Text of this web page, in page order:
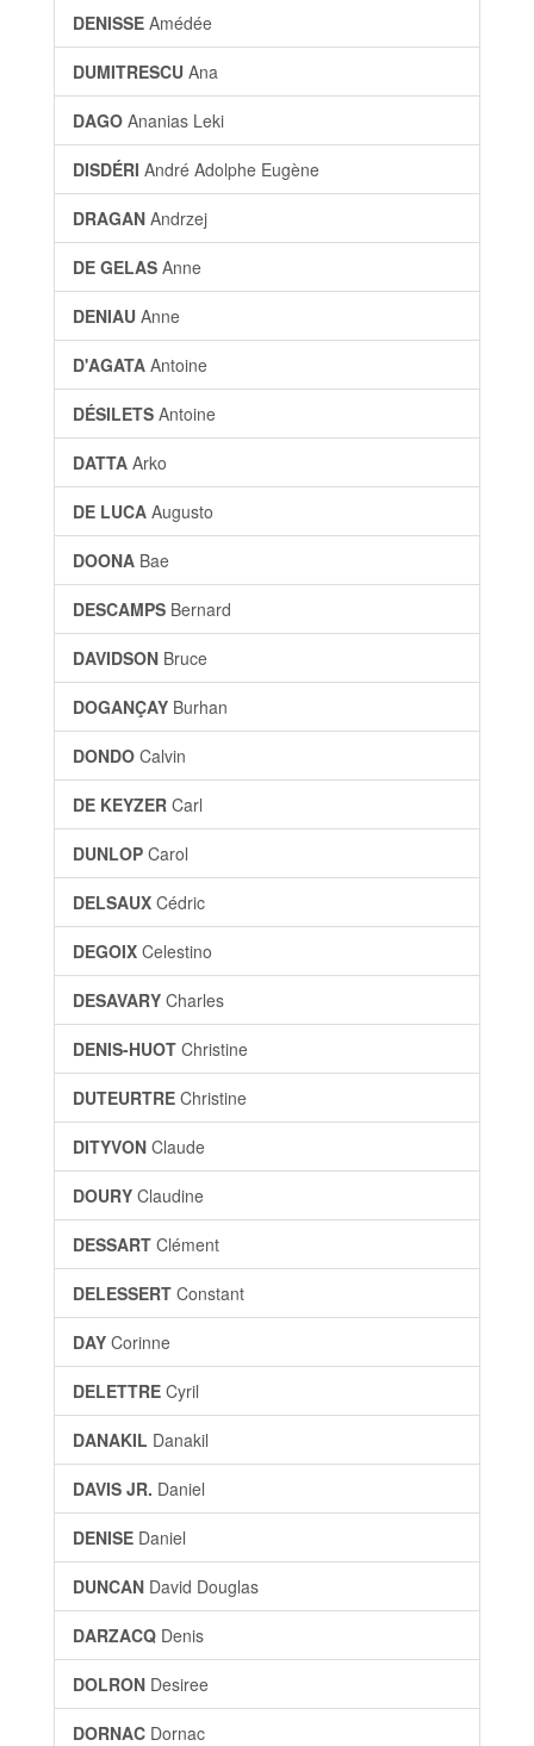
DENISSE Amédée
DUMITRESCU Ana
DAGO Ananias Leki
DISDÉRI André Adolphe Eugène
DRAGAN Andrzej
DE GELAS Anne
DENIAU Anne
D'AGATA Antoine
DÉSILETS Antoine
DATTA Arko
DE LUCA Augusto
DOONA Bae
DESCAMPS Bernard
DAVIDSON Bruce
DOGANÇAY Burhan
DONDO Calvin
DE KEYZER Carl
DUNLOP Carol
DELSAUX Cédric
DEGOIX Celestino
DESAVARY Charles
DENIS-HUOT Christine
DUTEURTRE Christine
DITYVON Claude
DOURY Claudine
DESSART Clément
DELESSERT Constant
DAY Corinne
DELETTRE Cyril
DANAKIL Danakil
DAVIS JR. Daniel
DENISE Daniel
DUNCAN David Douglas
DARZACQ Denis
DOLRON Desiree
DORNAC Dornac